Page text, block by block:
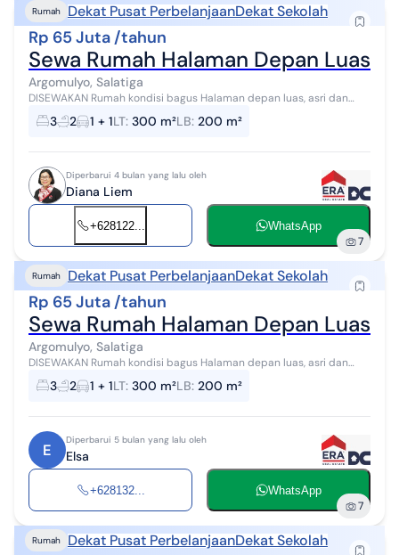
Rumah Dekat Pusat PerbelanjaanDekat Sekolah
Rp 65 Juta /tahun
Sewa Rumah Halaman Depan Luas
Argomulyo, Salatiga
DISEWAKAN Rumah kondisi bagus Halaman depan luas, asri dan
sejuk Terdiri : K.tidur 3, K.mandi 2, listrik 1300 watt, air PAM,
unfurnished, carport...
3 2 1 + 1LT: 300 m²LB: 200 m²
Diperbarui 4 bulan yang lalu oleh
Diana Liem
+628122... WhatsApp
7
Rumah Dekat Pusat PerbelanjaanDekat Sekolah
Rp 65 Juta /tahun
Sewa Rumah Halaman Depan Luas
Argomulyo, Salatiga
DISEWAKAN Rumah kondisi bagus Halaman depan luas, asri dan
sejuk Terdiri : K.tidur 3, K.mandi 2, listrik 1300 watt, air PAM,
unfurnished, carport...
3 2 1 + 1LT: 300 m²LB: 200 m²
E
Diperbarui 5 bulan yang lalu oleh
Elsa
+628132... WhatsApp
7
Rumah Dekat Pusat PerbelanjaanDekat Sekolah